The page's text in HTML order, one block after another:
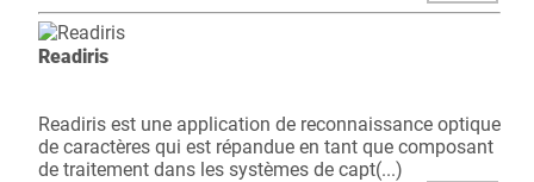
Readiris
Readiris est une application de reconnaissance optique
de caractères qui est répandue en tant que composant
de traitement dans les systèmes de capt(...)